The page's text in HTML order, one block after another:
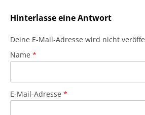
Hinterlasse eine Antwort
Deine E-Mail-Adresse wird nicht
Name *
E-Mail-Adresse *